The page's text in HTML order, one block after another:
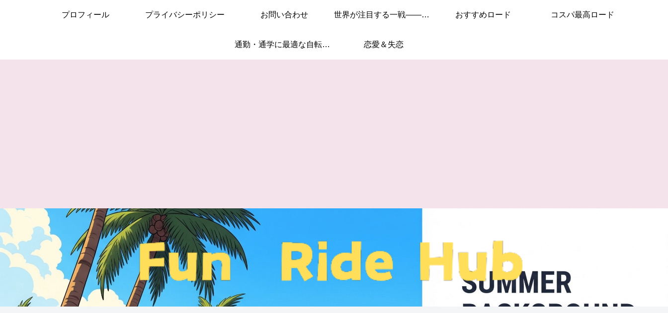
プロフィール プライバシーポリシー お問い合わせ 世界が注目する一戦——このレースを見逃すな！ おすすめロード コスパ最高ロード
通勤・通学に最適な自転車はこれ！ 恋愛＆失恋